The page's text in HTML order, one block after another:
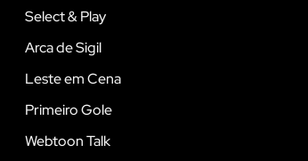
Select & Play
Arca de Sigil
Leste em Cena
Primeiro Gole
Webtoon Talk